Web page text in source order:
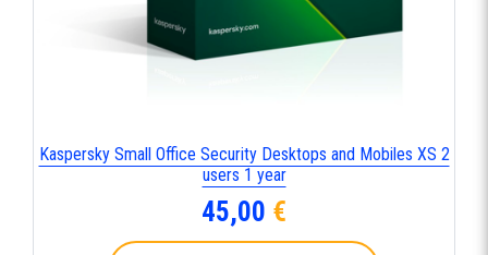
Kaspersky Small Office Security Desktops and Mobiles XS 2
users 1 year
45,00 €